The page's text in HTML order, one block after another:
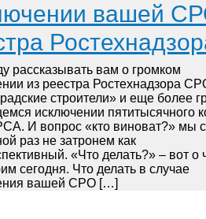
вашей
рассказывать вам о громком
из реестра Ростехнадзора
строители» и еще более
исключении пятитысячного
И вопрос «кто виноват?» мы
раз не затронем как
«Что делать?» – вот
сегодня. Что делать в случае
вашей СРО […]